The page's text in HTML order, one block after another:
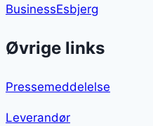
BusinessEsbjerg
Øvrige links
Pressemeddelelse
Leverandør